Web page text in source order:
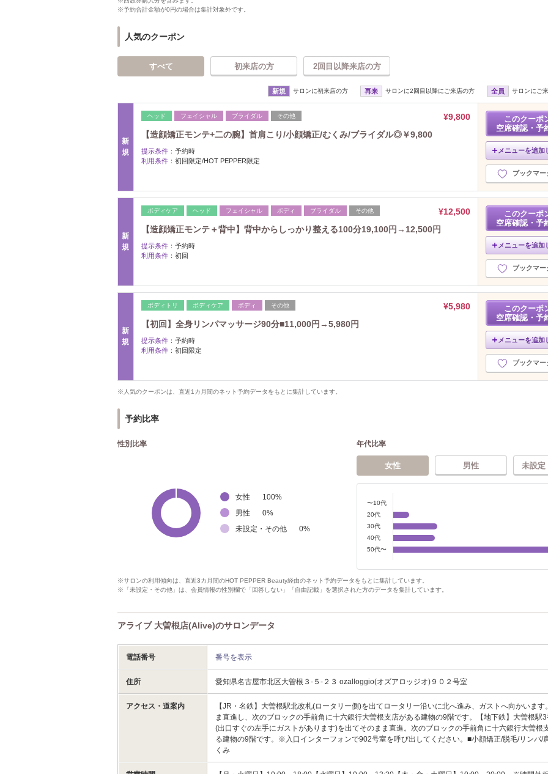
※予約合計金額が0円の場合は集計対象外です。
人気のクーポン
すべて 初来店の方 2回目以降来店の方
新規 サロンに初来店の方 再来 サロンに2回目以降にご来店の方 全員 サロンにご
新
規
ヘッド フェイシャル ブライダル その他
¥9,800
【造顔矯正モンテ+二の腕】首肩こり/小顔矯正/むくみ/ブライダル◎￥9,800
提示条件： 予約時
利用条件： 初回限定/HOT PEPPER限定
このクーポ
空席確認・予
メニューを追加
ブックマー
新
規
ボディケア ヘッド フェイシャル ボディ ブライダル その他
¥12,500
【造顔矯正モンテ＋背中】背中からしっかり整える100分19,100円→12,500円
提示条件： 予約時
利用条件： 初回
このクーポ
空席確認・予
メニューを追加
ブックマー
新
規
ボディトリ ボディケア ボディ その他
¥5,980
【初回】全身リンパマッサージ90分■11,000円→5,980円
提示条件： 予約時
利用条件： 初回限定
このクーポ
空席確認・予
メニューを追加
ブックマー
※人気のクーポンは、直近1カ月間のネット予約データをもとに集計しています。
予約比率
性別比率
女性 100%
男性
0%
未設定・その他
0%
年代比率
女性 男性 未設定
〜10代
20代
30代
40代
50代〜
※サロンの利用傾向は、直近3カ月間のHOT PEPPER Beauty経由のネット予約データをもとに集計しています。
※「未設定・その他」は、会員情報の性別欄で「回答しない」「自由記載」を選択された方のデータを集計しています。
アライブ 大曽根店(Alive)のサロンデータ
電話番号 番号を表示
住所 愛知県名古屋市北区大曽根３-５-２３ ozalloggio(オズアロッジオ)９０２号室
アクセス・道案内
【JR・名鉄】大曽根駅北改札(ロータリー側)を出てロータリー沿いに北へ進み、ガストへ向かいます
ま直進し、次のブロックの手前角に十六銀行大曽根支店がある建物の9階です。【地下鉄】大曽根駅
(出口すぐの左手にガストがあります)を出てそのまま直進。次のブロックの手前角に十六銀行大曽根
る建物の9階です。※入口インターフォンで902号室を呼び出してください。■小顔矯正/脱毛/リンパ/
くみ